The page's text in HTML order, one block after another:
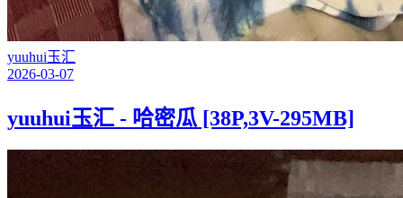
yuuhui玉汇
2026-03-07
yuuhui玉汇 - 哈密瓜 [38P,3V-295MB]